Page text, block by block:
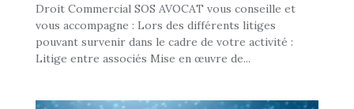
Droit Commercial SOS AVOCAT vous conseille et
vous accompagne : Lors des différents litiges
pouvant survenir dans le cadre de votre activité :
Litige entre associés Mise en œuvre de...